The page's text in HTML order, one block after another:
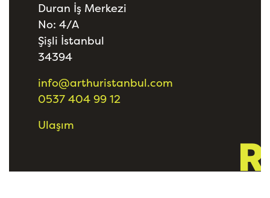
Duran İş Merkezi
No: 4/A
Şişli İstanbul
34394
info@arthuristanbul.com
0537 404 99 12
Ulaşım
R